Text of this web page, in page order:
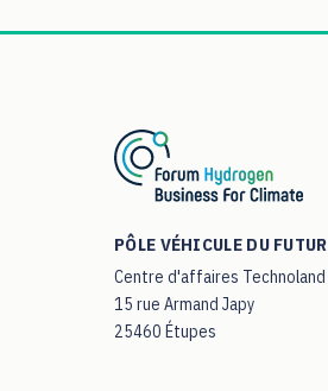
PÔLE VÉHICULE DU FUTUR
Centre d'affaires Technoland
15 rue Armand Japy
25460 Étupes